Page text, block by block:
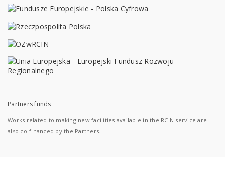
Partners funds
Works related to making new facilities available in the RCIN service are
also co-financed by the Partners.